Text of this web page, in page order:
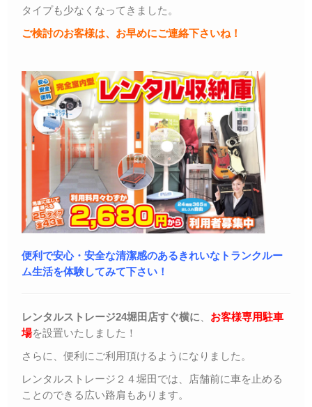
タイプも少なくなってきました。
ご検討のお客様は、お早めにご連絡下さいね！
便利で安心・安全な清潔感のあるきれいなトランクルー
ム生活を体験してみて下さい！
レンタルストレージ24堀田店すぐ横に
お客様専用駐車
場を設置いたしました！
さらに、便利にご利用頂けるようになりました。
レンタルストレージ２４堀田では、店舗前に車を止める
ことのできる広い路肩もあります。